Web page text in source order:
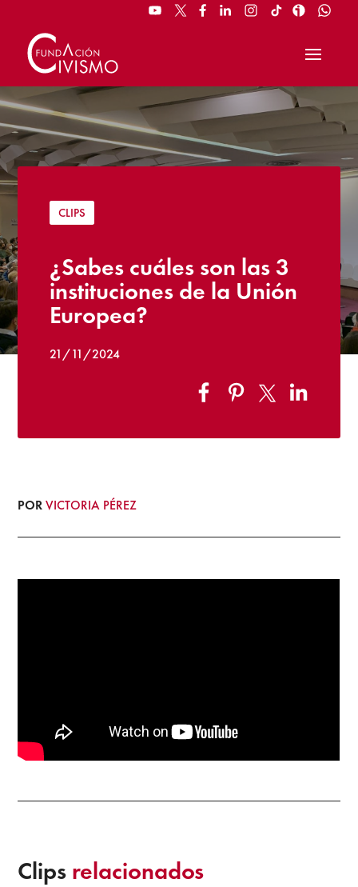
CLIPS
¿Sabes cuáles son las 3
instituciones de la Unión
Europea?
21/11/2024
PORVICTORIA PÉREZ
Clips relacionados